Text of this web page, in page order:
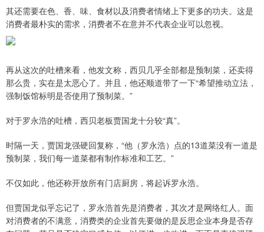
其还需要在色、香、味、食材以及消费者情绪上下更多的功夫。这是
消费者最朴实的需求，消费者不在意并不代表企业可以忽视。
再从这次的吐槽来看，他发文称，西贝几乎全部都是预制菜，还卖得
那么贵，实在是太恶心了。并且，他还顺道带了一下“希望推动立法，
强制饭馆标明是否使用了预制菜。”
对于罗永浩的吐槽，西贝老板贾国龙十分较“真”。
时隔一天，贾国龙强硬回复称，“他（罗永浩）点的13道菜没有一道是
预制菜，我们每一道菜都有制作标准和工艺。”
不仅如此，他还称开放所有门店厨房，将起诉罗永浩。
但贾国龙似乎忘记了，罗永浩首先是消费者，其次才是网络红人。面
对消费者的不满意，消费类的企业首先要做的是反思企业本身是否存